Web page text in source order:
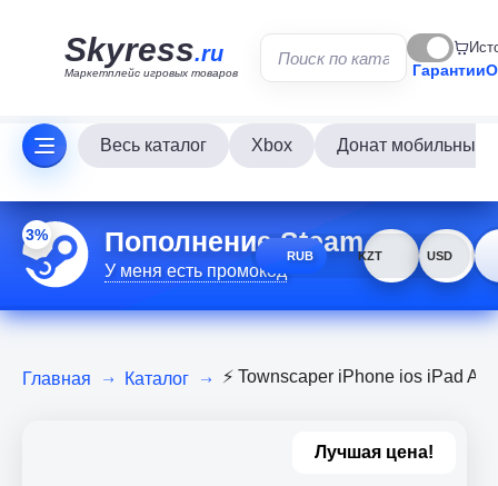
Skyress.ru
Маркетплейс игровых товаров Гарантии
Весь каталог Xbox Донат мобильных
3% Пополнение Steam
У меня есть промокод
RUB KZT USD
Главная Каталог ⚡️ Townscaper iPhone ios iPad
Лучшая цена!